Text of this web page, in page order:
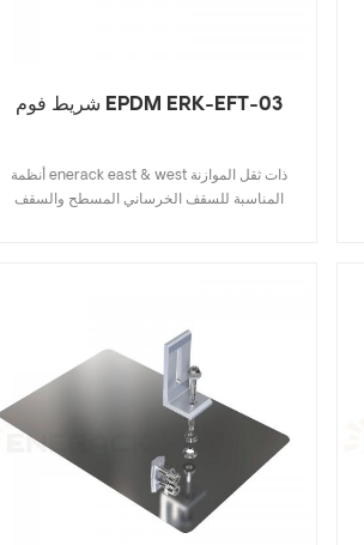
شريط فوم EPDM ERK-EFT-03
أنظمة enerack east & west ذات ثقل الموازنة
المناسبة للسقف الخرساني المسطح والسقف
يوجد ضرر للسقف . يربط النظام جميع الألواح
بالقضبان في مجموعة كاملة . من الألواح المواجهة
للشرق والغرب لها تأثير كبير على مقاومة أحمال
الرياح . تشكل مجموعة من مكونات الألومنيوم عالية